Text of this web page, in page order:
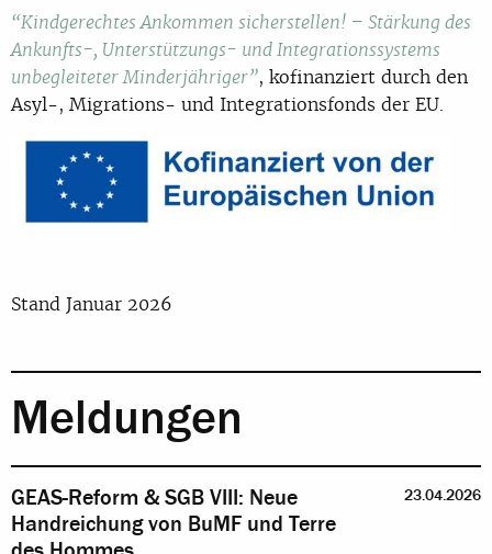
“Kindgerechtes Ankommen sicherstellen! – Stärkung des
Ankunfts-, Unterstützungs- und Integrationssystems
unbegleiteter Minderjähriger”, kofinanziert durch den
Asyl-, Migrations- und Integrationsfonds der EU.
Stand Januar 2026
Meldungen
GEAS-Reform & SGB VIII: Neue
Handreichung von BuMF und Terre
23.04.2026